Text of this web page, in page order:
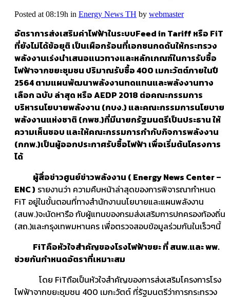
Posted at 08:19h in Energy News TH by webmaster
อัตราการส่งเสริมค่าไฟฟ้าในระบบFeed in Tariff หรือ FiT
ที่ยังไม่ได้ข้อยุติ เป็นเผือกร้อนที่เอกชนกดดันให้กระทรวง
พลังงานเร่งนำเสนอแนวทางและหลักเกณฑ์ในการรับซื้อ
ไฟฟ้าจากขยะชุมชน ปริมาณรับซื้อ400 เมกะวัตต์ภายในปี
2564 ตามแผนพัฒนาพลังงานทดแทนและพลังงานทาง
เลือก ฉบับ ล่าสุด หรือ AEDP 2018 ต่อคณะกรรมการ
บริหารนโยบายพลังงาน (กบง.) และคณะกรรมการนโยบาย
พลังงานแห่งชาติ (กพช.)ที่มีนายกรัฐมนตรีเป็นประธาน ให้
ความเห็นชอบ และให้คณะกรรมการกำกับกิจการพลังงาน
(กกพ.)เป็นผู้ออกประกาศรับซื้อไฟฟ้า เพื่อเริ่มต้นโครงการ
ได้
ผู้สื่อข่าวศูนย์ข่าวพลังงาน ( Energy News Center –
ENC ) ​ รายงานว่า ความคืบหน้าล่าสุดของการพิจารณากำหนด
FiT อยู่ในขั้นตอนที่ทางสำนักงานนโยบายและแผนพลังงาน
(สนพ.)​จะนัดหารือ กับผู้แทนของกรมส่งเสริมการปกครองท้องถิ่น
(สถ.)​และกรุงเทพมหานคร เพื่อตรวจสอบข้อมูลร่วมกันในเร็วๆนี้
FiTคือหัวใจสำคัญของโรงไฟฟ้าขยะ ที่ สนพ.และ พพ.
ช่วยกันกำหนดอัตราที่เหมาะสม
โดย FiTถือเป็นหัวใจสำคัญของการส่งเสริมโครงการโรง
ไฟฟ้าจากขยะชุมชน 400 เมกะวัตต์ ที่รัฐมนตรีว่าการกระทรวง